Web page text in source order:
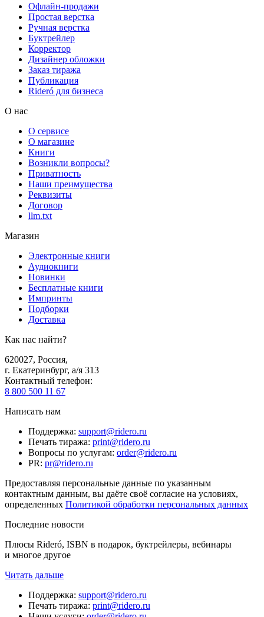
Офлайн-продажи
Простая верстка
Ручная верстка
Буктрейлер
Корректор
Дизайнер обложки
Заказ тиража
Публикация
Rideró для бизнеса
О нас
О сервисе
О магазине
Книги
Возникли вопросы?
Приватность
Наши преимущества
Реквизиты
Договор
llm.txt
Магазин
Электронные книги
Аудиокниги
Новинки
Бесплатные книги
Импринты
Подборки
Доставка
Как нас найти?
620027, Россия,
г. Екатеринбург, а/я 313
Контактный телефон:
8 800 500 11 67
Написать нам
Поддержка: support@ridero.ru
Печать тиража: print@ridero.ru
Вопросы по услугам: order@ridero.ru
PR: pr@ridero.ru
Предоставляя персональные данные по указанным
контактным данным, вы даёте своё согласие на условиях,
определенных Политикой обработки персональных данных
Последние новости
Плюсы Rideró, ISBN в подарок, буктрейлеры, вебинары
и многое другое
Читать дальше
Поддержка: support@ridero.ru
Печать тиража: print@ridero.ru